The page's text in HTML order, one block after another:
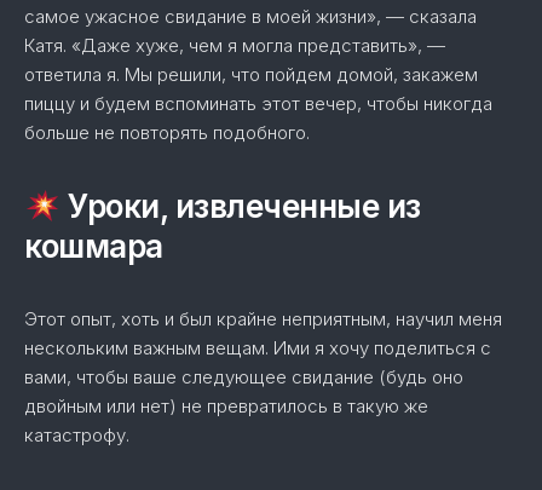
самое ужасное свидание в моей жизни», — сказала
Катя. «Даже хуже, чем я могла представить», —
ответила я. Мы решили, что пойдем домой, закажем
пиццу и будем вспоминать этот вечер, чтобы никогда
больше не повторять подобного.
Уроки, извлеченные из
кошмара
Этот опыт, хоть и был крайне неприятным, научил меня
нескольким важным вещам. Ими я хочу поделиться с
вами, чтобы ваше следующее свидание (будь оно
двойным или нет) не превратилось в такую же
катастрофу.